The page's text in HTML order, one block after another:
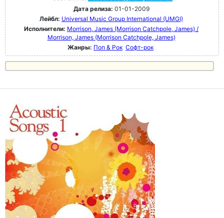
Дата релиза: 01-01-2009
Лейбл: Universal Music Group International (UMGI)
Исполнители: Morrison, James (Morrison Catchpole, James) /
Morrison, James (Morrison Catchpole, James)
Жанры: Поп & Рок Софт-рок